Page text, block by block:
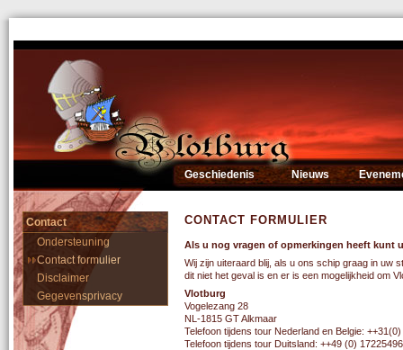
Geschiedenis Nieuws
Contact
Ondersteuning
Contact formulier
Disclaimer
Gegevensprivacy
CONTACT FORMULIER
Als u nog vragen of opmerkingen heeft kunt
Wij zijn uiteraard blij, als u ons schip graag in uw
dit niet het geval is en er is een mogelijkheid om
Vlotburg
Vogelezang 28
NL-1815 GT Alkmaar
Telefoon tijdens tour Nederland en Belgie: ++31(0)
Telefoon tijdens tour Duitsland: ++49 (0)